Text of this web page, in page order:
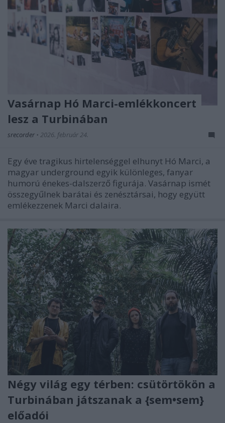
Vasárnap Hó Marci-emlékkoncert
lesz a Turbinában
srecorder • 2026. február 24.
Egy éve tragikus hirtelenséggel elhunyt Hó Marci, a
magyar underground egyik különleges, fanyar
humorú énekes-dalszerző figurája. Vasárnap ismét
összegyűlnek barátai és zenésztársai, hogy együtt
emlékezzenek Marci dalaira.
Négy világ egy térben: csütörtökön a
Turbinában játszanak a {sem•sem}
előadói